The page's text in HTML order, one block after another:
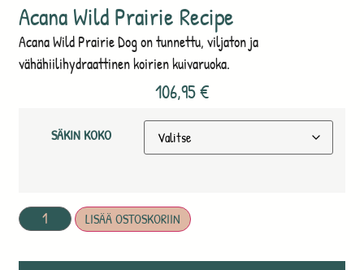
Acana Wild Prairie Recipe
Acana Wild Prairie Dog on tunnettu, viljaton ja
vähähiilihydraattinen koirien kuivaruoka.
106,95€
SÄKIN KOKO
LISÄÄ OSTOSKORIIN